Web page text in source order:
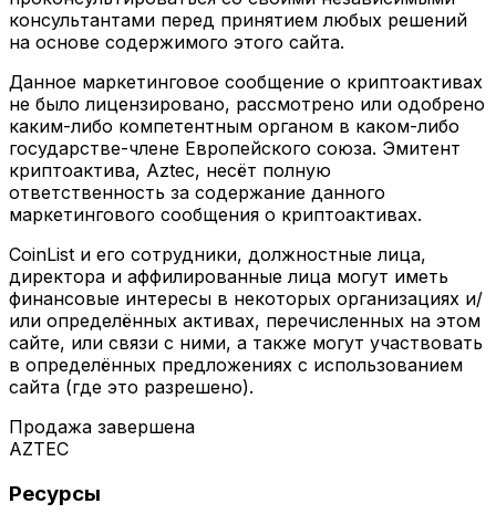
консультантами перед принятием любых решений
на основе содержимого этого сайта.
Данное маркетинговое сообщение о криптоактивах
не было лицензировано, рассмотрено или одобрено
каким-либо компетентным органом в каком-либо
государстве-члене Европейского союза. Эмитент
криптоактива, Aztec, несёт полную
ответственность за содержание данного
маркетингового сообщения о криптоактивах.
CoinList и его сотрудники, должностные лица,
директора и аффилированные лица могут иметь
финансовые интересы в некоторых организациях и/
или определённых активах, перечисленных на этом
сайте, или связи с ними, а также могут участвовать
в определённых предложениях с использованием
сайта (где это разрешено).
Продажа завершена
AZTEC
Ресурсы